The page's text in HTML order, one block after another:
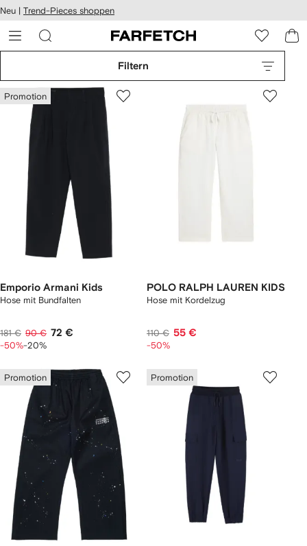
zum
Neu | Trend-Pieces shoppen
Filtern
Promotion
Emporio Armani Kids
Hose mit Bundfalten
181 € 90 € 72 €
-50%-20%
POLO RALPH LAUREN KIDS
Hose mit Kordelzug
110 € 55 €
-50%
Promotion Promotion